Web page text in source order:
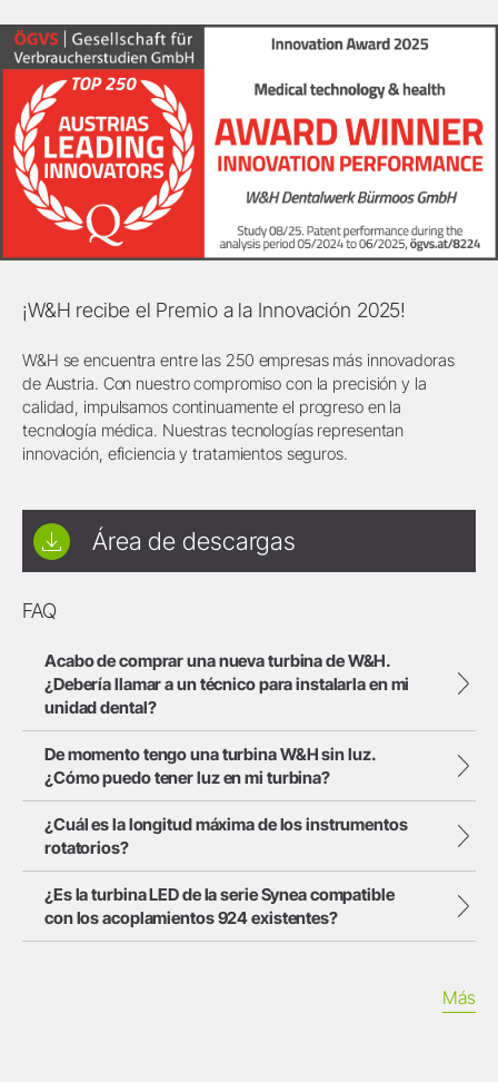
¡W&H recibe el Premio a la Innovación 2025!
W&H se encuentra entre las 250 empresas más innovadoras
de Austria. Con nuestro compromiso con la precisión y la
calidad, impulsamos continuamente el progreso en la
tecnología médica. Nuestras tecnologías representan
innovación, eficiencia y tratamientos seguros.
Área de descargas
FAQ
Acabo de comprar una nueva turbina de W&H.
¿Debería llamar a un técnico para instalarla en mi
unidad dental?
De momento tengo una turbina W&H sin luz.
¿Cómo puedo tener luz en mi turbina?
¿Cuál es la longitud máxima de los instrumentos
rotatorios?
¿Es la turbina LED de la serie Synea compatible
con los acoplamientos 924 existentes?
Más